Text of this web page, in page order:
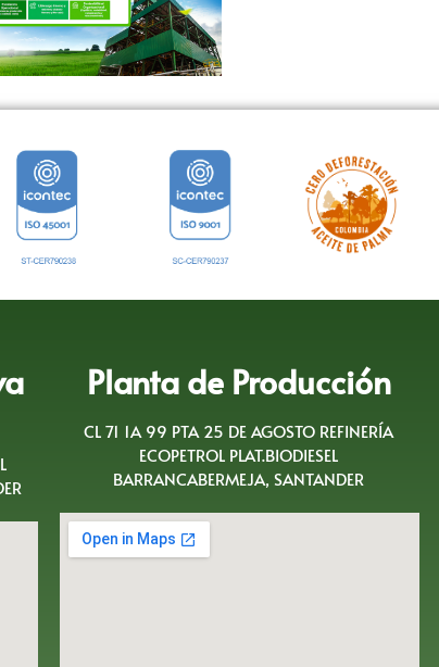
Planta de Producción
CL 71 1A 99 PTA 25 DE AGOSTO REFINERÍA
ECOPETROL PLAT.BIODIESEL
BARRANCABERMEJA, SANTANDER